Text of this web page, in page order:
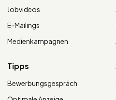
Jobvideos
E-Mailings
Medienkampagnen
Tipps
Bewerbungsgespräch